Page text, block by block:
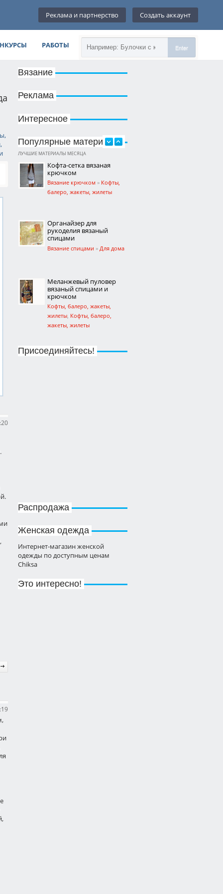
Реклама и партнерство Создать аккаунт
РАБОТЫ Enter
Вязание
Реклама
Интересное
Популярные материалы
ЛУЧШИЕ МАТЕРИАЛЫ МЕСЯЦА
Кофта-сетка вязаная
крючком
Вязание крючком » Кофты,
балеро, жакеты, жилеты
Органайзер для
рукоделия вязаный
спицами
Вязание спицами » Для дома
Меланжевый пуловер
вязаный спицами и
крючком
Кофты, балеро, жакеты,
жилеты, Кофты, балеро,
жакеты, жилеты
спицами
Вязание спицами
Рецепт свиной корейки
Кулинария»Пикник
Вязание спицами
Присоединяйтесь!
Распродажа
Женская одежда
Интернет-магазин женской
одежды по доступным ценам
Chiksa
Это интересно!